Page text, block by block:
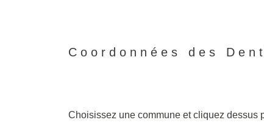
Coordonnées des
Choisissez une commune et cliquez dessus